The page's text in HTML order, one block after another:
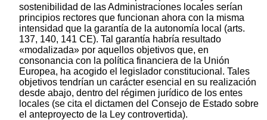
sostenibilidad de las Administraciones locales serían
principios rectores que funcionan ahora con la misma
intensidad que la garantía de la autonomía local (arts.
137, 140, 141 CE). Tal garantía habría resultado
«modalizada» por aquellos objetivos que, en
consonancia con la política financiera de la Unión
Europea, ha acogido el legislador constitucional. Tales
objetivos tendrían un carácter esencial en su realización
desde abajo, dentro del régimen jurídico de los entes
locales (se cita el dictamen del Consejo de Estado sobre
el anteproyecto de la Ley controvertida).